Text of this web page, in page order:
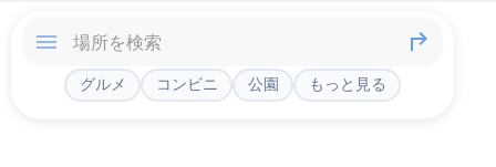
グルメ コンビニ 公園 もっと見る